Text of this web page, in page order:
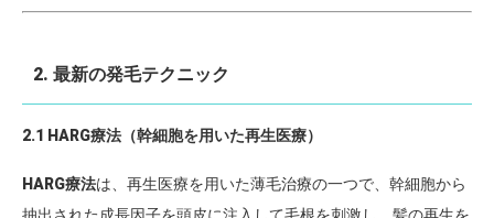
2. 最新の発毛テクニック
2.1 HARG療法（幹細胞を用いた再生医療）
HARG療法は、再生医療を用いた薄毛治療の一つで、幹細胞から